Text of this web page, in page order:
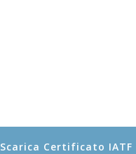
Scarica Certificato IATF